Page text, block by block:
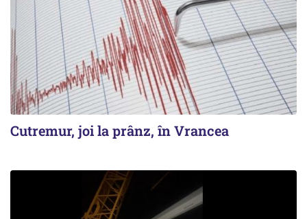
Cutremur, joi la prânz, în Vrancea